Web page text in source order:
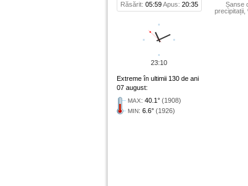
Răsărit: 05:59Apus: 20:35
Șanse
precipitații,
Extreme în ultimii 130 de ani
07 august:
MAX: 40.1° (1908)
MIN: 6.6° (1926)
23:10